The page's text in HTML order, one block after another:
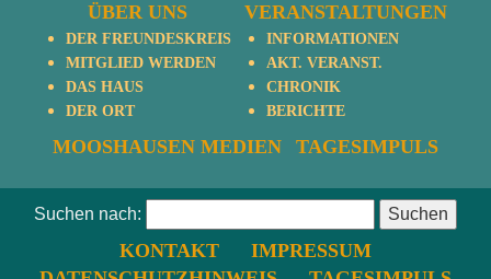
ÜBER UNS
DER FREUNDESKREIS
MITGLIED WERDEN
DAS HAUS
DER ORT
VERANSTALTUNGEN
INFORMATIONEN
AKT. VERANST.
CHRONIK
BERICHTE
MOOSHAUSEN MEDIEN TAGESIMPULS
Suchen nach:
KONTAKT
IMPRESSUM